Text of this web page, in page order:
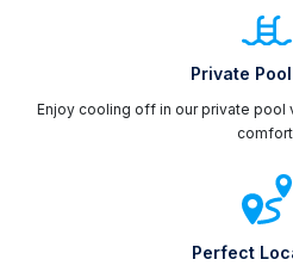
almaktadır. İster deniz
manzaralı olarak tercih
merkez ve merkezden
Fethiye
Fethiye’de villa kiralama
karşılayabilecekleri
Private
Enjoy cooling off in our private pool
Perfect